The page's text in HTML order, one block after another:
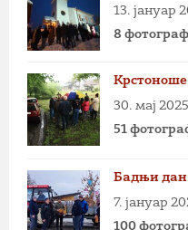
13. јануар
8
Крстоноше
30. мај
51
Бадњи дан
7. јануар
100